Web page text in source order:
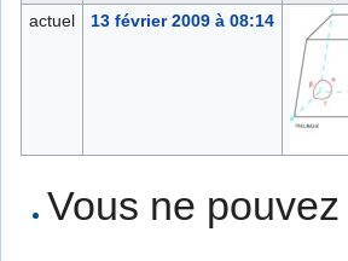
actuel
13 février 2009 à 08:14
Vous ne